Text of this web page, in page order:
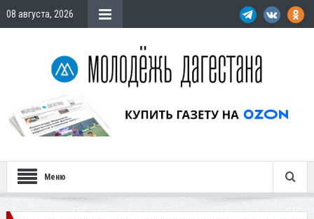
08 августа, 2026
Меню